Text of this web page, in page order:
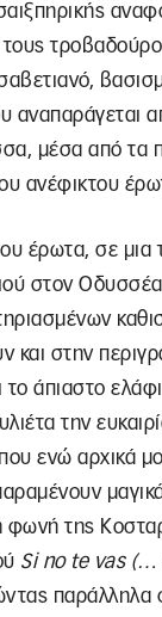
τους
αναπαράγεται
μέσα από τα
ανέφικτου
έρωτα, σε μια
στον
και στην
το άπιαστο
την
που ενώ αρχικά
φωνή της
Si no te vas(…
παράλληλα